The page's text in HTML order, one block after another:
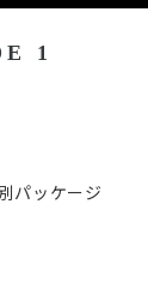
1
パッケージ